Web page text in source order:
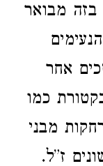
בזה מבואר
אחר
כמו
מבני
ז”ל.